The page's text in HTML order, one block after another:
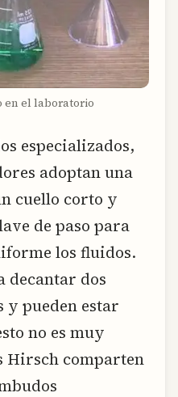
en el laboratorio
especializados,
adoptan una
cuello corto y
de paso para
los fluidos.
decantar dos
y pueden estar
no es muy
Hirsch comparten